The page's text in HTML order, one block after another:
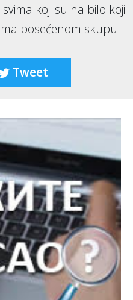
koji su na bilo koji
posećenom skupu.
Tweet